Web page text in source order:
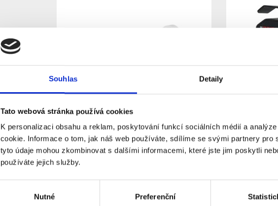
Souhlas Detaily
Tato webová stránka používá cookies
K personalizaci obsahu a reklam, poskytování funkcí sociálních médií a
cookie. Informace o tom, jak náš web používáte, sdílíme se svými partnery pro
tyto údaje mohou zkombinovat s dalšími informacemi, které jste jim poskytli
používáte jejich služby.
Nutné Preferenční
CP PLUS CP-URC-TC51PL3C-L-V2
5.0 Mpix venkovní kamera 4v1 s
duálním přísvitem a mikrofonem
Dostupnost: Skladem
1 439 Kč
účely s IR
Dostupnost: